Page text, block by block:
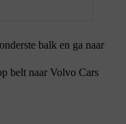
balk en ga naar
belt naar Volvo Cars